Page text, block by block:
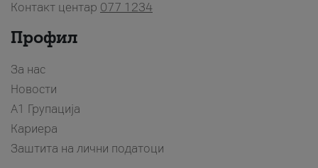
Контакт центар 077 1234
Профил
За нас
Новости
А1 Групација
Кариера
Заштита на лични податоци